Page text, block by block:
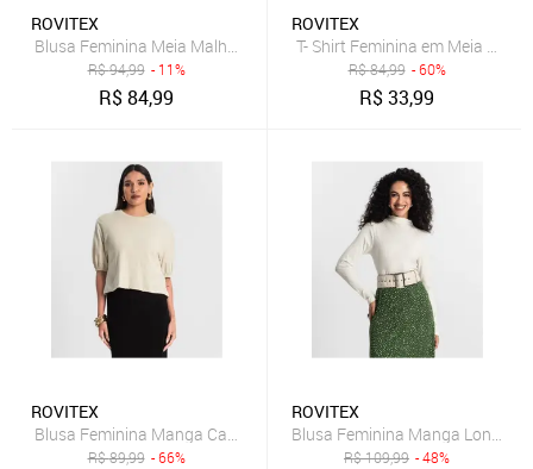
ROVITEX
Blusa Feminina Meia Malha Linho Rovitex Bege
R$94,99 - 11%
R$84,99
ROVITEX
T- Shirt Feminina em Meia
R$84,99 - 60%
R$33,99
ROVITEX
Blusa Feminina Manga Camponesa Rovitex Bege
R$89,99 - 66%
ROVITEX
Blusa Feminina Manga Longa
R$109,99 - 48%